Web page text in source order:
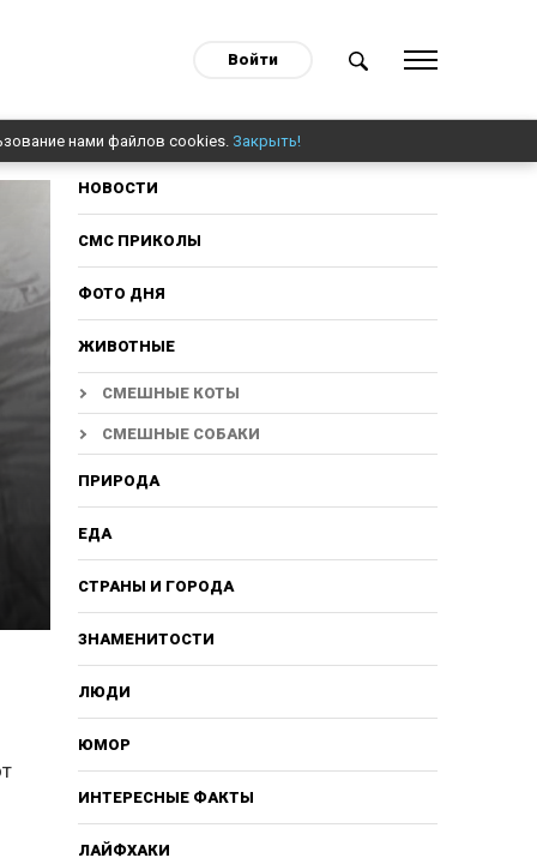
Войти
нами файлов cookies. Закрыть!
НОВОСТИ
СМС ПРИКОЛЫ
ФОТО ДНЯ
ЖИВОТНЫЕ
СМЕШНЫЕ КОТЫ
СМЕШНЫЕ СОБАКИ
ПРИРОДА
ЕДА
СТРАНЫ И ГОРОДА
ЗНАМЕНИТОСТИ
ЛЮДИ
ЮМОР
ИНТЕРЕСНЫЕ ФАКТЫ
ЛАЙФХАКИ